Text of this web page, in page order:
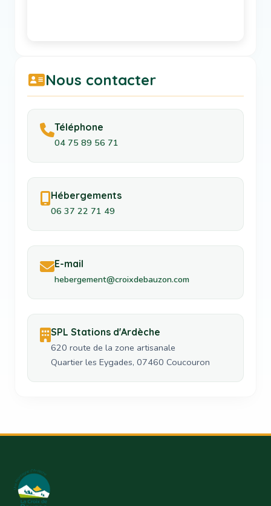
Nous contacter
Téléphone
04 75 89 56 71
Hébergements
06 37 22 71 49
E-mail
hebergement@croixdebauzon.com
SPL Stations d'Ardèche
620 route de la zone artisanale
Quartier les Eygades, 07460 Coucouron